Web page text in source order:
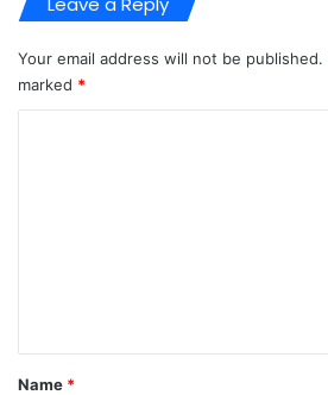
Your email address will not be published.
marked *
*
Name *